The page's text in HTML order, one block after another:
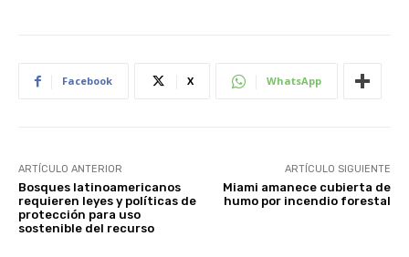
Facebook X WhatsApp
ARTÍCULO ANTERIOR
Bosques latinoamericanos
requieren leyes y políticas de
protección para uso
sostenible del recurso
ARTÍCULO SIGUIENTE
Miami amanece cubierta de
humo por incendio forestal